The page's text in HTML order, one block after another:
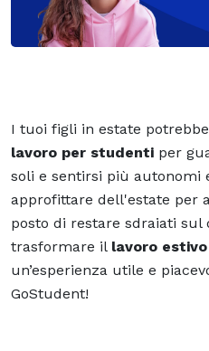
I tuoi figli in estate
lavoro per studenti per
soli e sentirsi più autonomi
approfittare dell'estate per
posto di restare sdraiati sul
trasformare il lavoro
un’esperienza utile e
GoStudent!